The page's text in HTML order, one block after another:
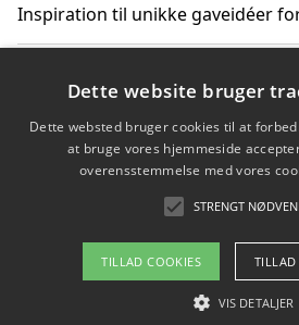
Inspiration til unikke gaveidéer
dyrearter i Danmark
Sådan vælger du de bedste
Copyright 2026 -
Om / kontakt
Dette website bruger
Dette websted bruger cookies til at
at bruge vores hjemmeside
overensstemmelse med vores
STRENGT
TILLAD COOKIES TILLAD
VIS DETALJER